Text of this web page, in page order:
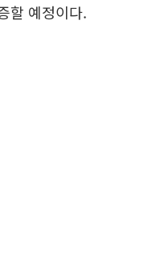
할 예정이다.